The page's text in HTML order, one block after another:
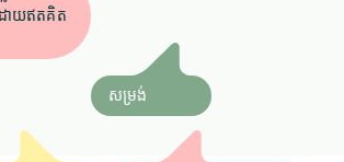
ដោយឥតគិត
សម្រង់